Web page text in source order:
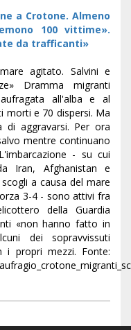
a Crotone. Almeno
100 vittime».
da trafficanti»
agitato. Salvini e
Dramma migranti
all'alba e al
morti e 70 dispersi. Ma
aggravarsi. Per ora
mentre continuano
- su cui
Iran, Afghanistan e
a causa del mare
3-4 - sono attivi fra
della Guardia
«non hanno fatto in
dei sopravvissuti
i propri mezzi. Fonte: